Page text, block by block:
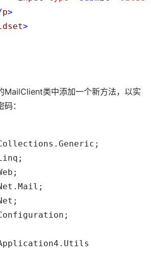
p>
>
MailClient类中添加一个新方法，以实
：